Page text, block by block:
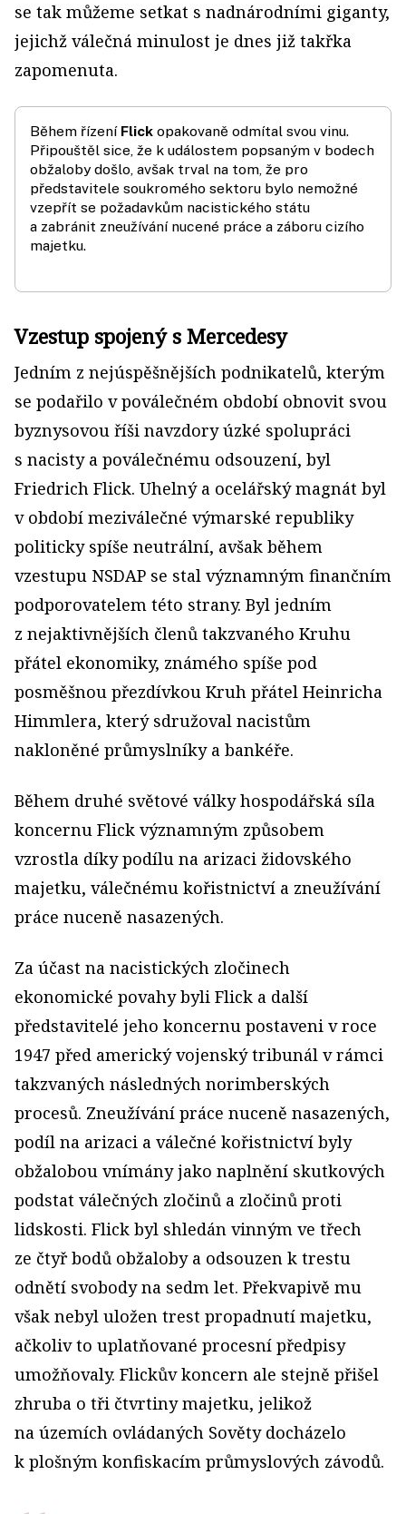
se tak můžeme setkat s nadnárodními giganty,
jejichž válečná minulost je dnes již takřka
zapomenuta.
Během řízení Flick opakovaně odmítal svou vinu.
Připouštěl sice, že k událostem popsaným v bodech
obžaloby došlo, avšak trval na tom, že pro
představitele soukromého sektoru bylo nemožné
vzepřít se požadavkům nacistického státu
a zabránit zneužívání nucené práce a záboru cizího
majetku.
Vzestup spojený s Mercedesy
Jedním z nejúspěšnějších podnikatelů, kterým
se podařilo v poválečném období obnovit svou
byznysovou říši navzdory úzké spolupráci
s nacisty a poválečnému odsouzení, byl
Friedrich Flick. Uhelný a ocelářský magnát byl
v období meziválečné výmarské republiky
politicky spíše neutrální, avšak během
vzestupu NSDAP se stal významným finančním
podporovatelem této strany. Byl jedním
z nejaktivnějších členů takzvaného Kruhu
přátel ekonomiky, známého spíše pod
posměšnou přezdívkou Kruh přátel Heinricha
Himmlera, který sdružoval nacistům
nakloněné průmyslníky a bankéře.
Během druhé světové války hospodářská síla
koncernu Flick významným způsobem
vzrostla díky podílu na arizaci židovského
majetku, válečnému kořistnictví a zneužívání
práce nuceně nasazených.
Za účast na nacistických zločinech
ekonomické povahy byli Flick a další
představitelé jeho koncernu postaveni v roce
1947 před americký vojenský tribunál v rámci
takzvaných následných norimberských
procesů. Zneužívání práce nuceně nasazených,
podíl na arizaci a válečné kořistnictví byly
obžalobou vnímány jako naplnění skutkových
podstat válečných zločinů a zločinů proti
lidskosti. Flick byl shledán vinným ve třech
ze čtyř bodů obžaloby a odsouzen k trestu
odnětí svobody na sedm let. Překvapivě mu
však nebyl uložen trest propadnutí majetku,
ačkoliv to uplatňované procesní předpisy
umožňovaly. Flickův koncern ale stejně přišel
zhruba o tři čtvrtiny majetku, jelikož
na územích ovládaných Sověty docházelo
k plošným konfiskacím průmyslových závodů.